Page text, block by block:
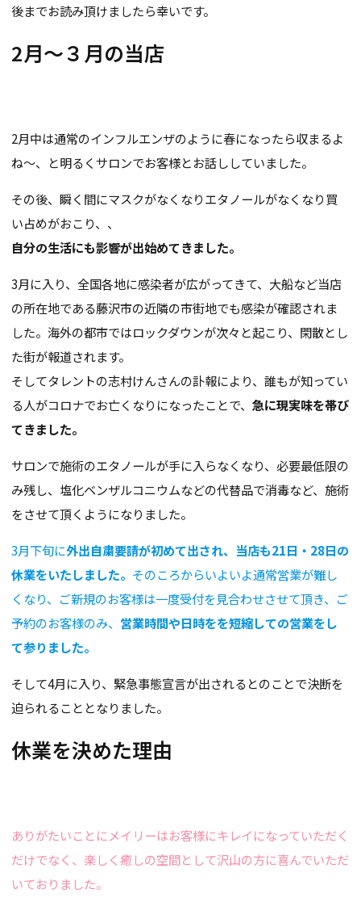
後までお読み頂けましたら幸いです。
2月～３月の当店
2月中は通常のインフルエンザのように春になったら収まるよ
ね～、と明るくサロンでお客様とお話ししていました。
その後、瞬く間にマスクがなくなりエタノールがなくなり買
い占めがおこり、、
自分の生活にも影響が出始めてきました。
3月に入り、全国各地に感染者が広がってきて、大船など当店
の所在地である藤沢市の近隣の市街地でも感染が確認されま
した。海外の都市ではロックダウンが次々と起こり、閑散とし
た街が報道されます。
そしてタレントの志村けんさんの訃報により、誰もが知ってい
る人がコロナでお亡くなりになったことで、急に現実味を帯び
てきました。
サロンで施術のエタノールが手に入らなくなり、必要最低限の
み残し、塩化ベンザルコニウムなどの代替品で消毒など、施術
をさせて頂くようになりました。
3月下旬に外出自粛要請が初めて出され、当店も21日・28日の
休業をいたしました。 そのころからいよいよ通常営業が難し
くなり、ご新規のお客様は一度受付を見合わせさせて頂き、ご
予約のお客様のみ、 営業時間や日時をを短縮しての営業をし
て参りました。
そして4月に入り、緊急事態宣言が出されるとのことで決断を
迫られることとなりました。
休業を決めた理由
ありがたいことにメイリーはお客様にキレイになっていただく
だけでなく、楽しく癒しの空間として沢山の方に喜んでいただ
いておりました。